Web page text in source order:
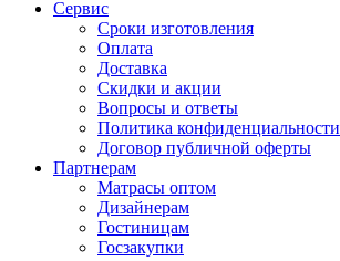
Сервис
Сроки изготовления
Оплата
Доставка
Скидки и акции
Вопросы и ответы
Политика конфиденциальности
Договор публичной оферты
Партнерам
Матрасы оптом
Дизайнерам
Гостиницам
Госзакупки